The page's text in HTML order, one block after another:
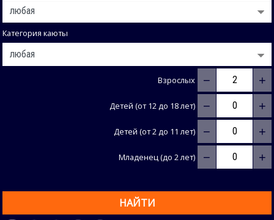
Категория каюты
Взрослых − +
Детей (от 12 до 18 лет) − +
Детей (от 2 до 11 лет) − +
Младенец (до 2 лет) − +
НАЙТИ